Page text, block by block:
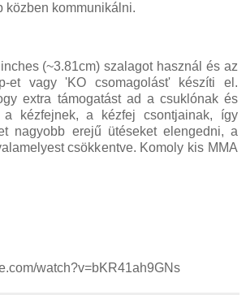
közben kommunikálni.
(~3.81cm) szalagot használ és az
et vagy 'KO csomagolást' készíti el.
extra támogatást ad a csuklónak és
a kézfejnek, a kézfej csontjainak, így
nagyobb erejű ütéseket elengedni, a
csökkentve. Komoly kis MMA
watch?v=bKR41ah9GNs